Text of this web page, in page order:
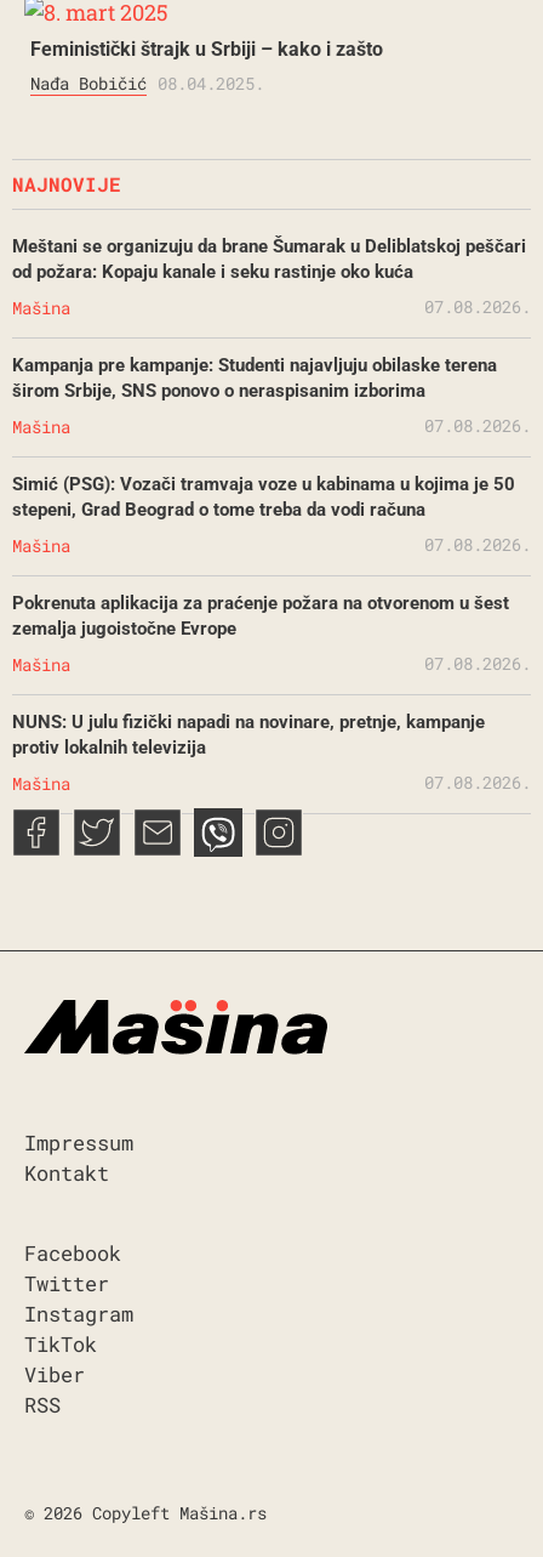
Feministički štrajk u Srbiji – kako i zašto
Nađa Bobičić 08.04.2025.
NAJNOVIJE
Meštani se organizuju da brane Šumarak u Deliblatskoj peščari
od požara: Kopaju kanale i seku rastinje oko kuća
Mašina 07.08.2026.
Kampanja pre kampanje: Studenti najavljuju obilaske terena
širom Srbije, SNS ponovo o neraspisanim izborima
Mašina 07.08.2026.
Simić (PSG): Vozači tramvaja voze u kabinama u kojima je 50
stepeni, Grad Beograd o tome treba da vodi računa
Mašina 07.08.2026.
Pokrenuta aplikacija za praćenje požara na otvorenom u šest
zemalja jugoistočne Evrope
Mašina 07.08.2026.
NUNS: U julu fizički napadi na novinare, pretnje, kampanje
protiv lokalnih televizija
Mašina 07.08.2026.
Impressum
Kontakt
Facebook
Twitter
Instagram
TikTok
Viber
RSS
© 2026 Copyleft Mašina.rs